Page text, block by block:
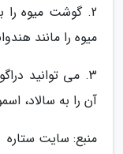
2. گوشت میوه
میوه را مانند
3. می توانید
آن را به سالاد،
منبع: سایت ستاره